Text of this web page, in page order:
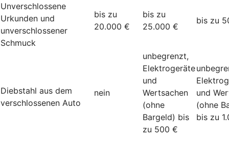
Unverschlossene
Urkunden und
unverschlossener
Schmuck
bis zu
20.000 €
bis zu
25.000 €
bis zu
Diebstahl aus dem
verschlossenen Auto
nein
unbegrenzt,
Elektrogeräte
und
Wertsachen
(ohne
Bargeld) bis
zu 500 €
und
(ohne
bis zu